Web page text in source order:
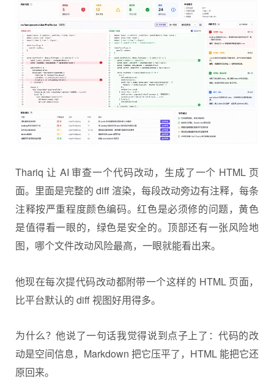
Thariq 让 AI 审查一个代码改动，生成了一个 HTML 页
面。里面是完整的 diff 渲染，每段改动旁边有注释，每条
注释按严重程度颜色编码。红色是必须修的问题，黄色
是值得看一眼的，绿色是安全的。顶部还有一张风险地
图，哪个文件改动风险最高，一眼就能看出来。
他现在每次提代码改动都附带一个这样的 HTML 页面，
比平台默认的 diff 视图好用得多。
为什么？他说了一句话我觉得说到点子上了：代码的改
动是空间信息，Markdown 把它压平了，HTML 能把它还
原回来。